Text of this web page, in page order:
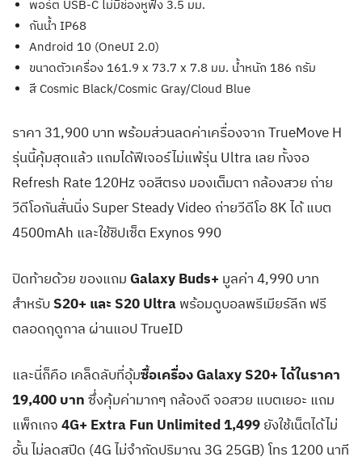
พอร์ต USB-C ไม่มีช่องหูฟัง 3.5 มม.
กันน้ำ IP68
Android 10 (OneUI 2.0)
ขนาดตัวเครื่อง 161.9 x 73.7 x 7.8 มม. น้ำหนัก 186 กรัม
สี Cosmic Black/Cosmic Gray/Cloud Blue
ราคา 31,900 บาท พร้อมส่วนลดค่าเครื่องจาก TrueMove H
รุ่นนี้คุ้มสุดแล้ว แถมได้ฟีเจอร์ไม่แพ้รุ่น Ultra เลย ทั้งจอ
Refresh Rate 120Hz จอสีตรง มองเต็มตา กล้องสวย ถ่าย
วีดีโอกันสั่นนิ่ง Super Steady Video ถ่ายวีดีโอ 8K ได้ แบต
4500mAh และใช้ชิปเซ็ต Exynos 990
ปิดท้ายด้วย ของแถม Galaxy Buds+ มูลค่า 4,990 บาท
สำหรับ S20+ และ S20 Ultra พร้อมดูบอลพรีเมียร์ลีก ฟรี
ตลอดฤดูกาล ผ่านแอป TrueID
และนี่ก็คือ เคล็ดลับที่อุ้มซื้อเครื่อง Galaxy S20+ ได้ในราคา
19,400 บาท ซึ่งคุ้มค่ามากๆ กล้องดี จอสวย แบตเยอะ แถม
แพ็กเกจ 4G+ Extra Fun Unlimited 1,499 ยังใช้เน็ตได้ไม่
อั้น ไม่ลดสปีด (4G ไม่จำกัดปริมาณ 3G 25GB) โทร 1200 นาที